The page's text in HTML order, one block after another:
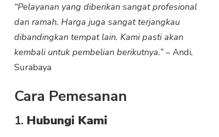
“Pelayanan yang diberikan sangat profesional
dan ramah. Harga juga sangat terjangkau
dibandingkan tempat lain. Kami pasti akan
kembali untuk pembelian berikutnya.”– Andi,
Surabaya
Cara Pemesanan
1. Hubungi Kami